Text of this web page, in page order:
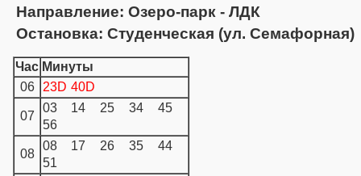
Направление: Озеро-парк - ЛДК
Остановка: Студенческая (ул. Семафорная)
Час Минуты
06
23D 40D
07
03 14 25 34
45
56
08
08 17 26 35
44
51